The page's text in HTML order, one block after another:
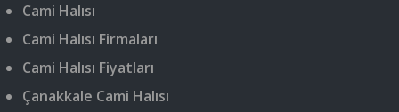
Cami Halısı
Cami Halısı Firmaları
Cami Halısı Fiyatları
Çanakkale Cami Halısı